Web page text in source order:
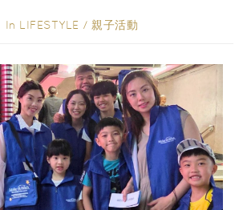
In LIFESTYLE / 親子活動